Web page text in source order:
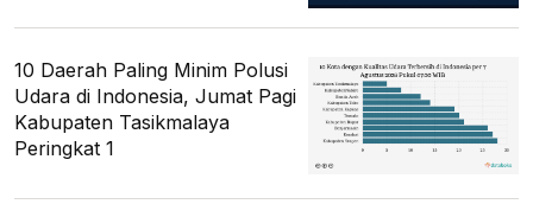
10 Daerah Paling Minim Polusi
Udara di Indonesia, Jumat Pagi
Kabupaten Tasikmalaya
Peringkat 1